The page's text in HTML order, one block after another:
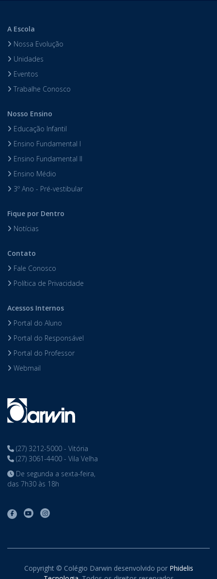
A Escola
Nossa Evolução
Unidades
Eventos
Trabalhe Conosco
Nosso Ensino
Educação Infantil
Ensino Fundamental I
Ensino Fundamental II
Ensino Médio
3º Ano - Pré-vestibular
Fique por Dentro
Notícias
Contato
Fale Conosco
Política de Privacidade
Acessos Internos
Portal do Aluno
Portal do Responsável
Portal do Professor
Webmail
(27) 3212-5000 - Vitória
(27) 3061-4400 - Vila Velha
De segunda a sexta-feira,
das 7h30 às 18h
Copyright © Colégio Darwin desenvolvido por Phidelis